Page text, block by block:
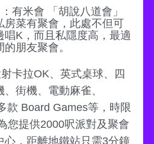
有米會 「胡說八道會」
房菜有聚會，此處不但可
唱K，而且私隱度高，最適
朋友聚會。
卡拉OK、英式桌球、四
街機、電動麻雀、
款 Board Games等，時限
您提供2000呎派對及聚會
心，距離地鐵站只需3分鐘